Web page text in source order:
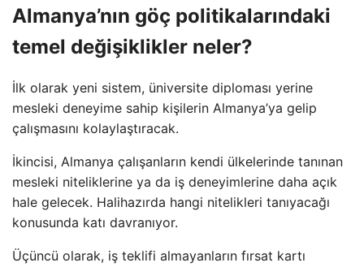
Almanya’nın göç politikalarındaki
temel değişiklikler neler?
İlk olarak yeni sistem, üniversite diploması yerine
mesleki deneyime sahip kişilerin Almanya’ya gelip
çalışmasını kolaylaştıracak.
İkincisi, Almanya çalışanların kendi ülkelerinde tanınan
mesleki niteliklerine ya da iş deneyimlerine daha açık
hale gelecek. Halihazırda hangi nitelikleri tanıyacağı
konusunda katı davranıyor.
Üçüncü olarak, iş teklifi almayanların fırsat kartı